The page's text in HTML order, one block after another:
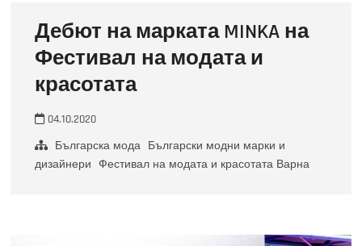
Дебют на марката MINKA на
Фестивал на модата и
красотата
04.10.2020
Българска мода Български модни марки и
дизайнери Фестивал на модата и красотата Варна